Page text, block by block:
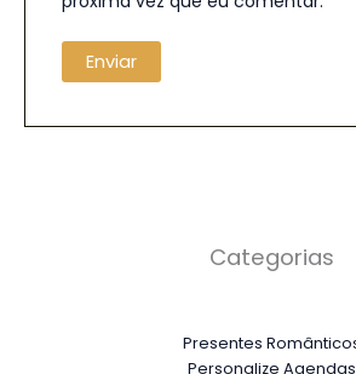
Categorias
Presentes
Personalize Agendas